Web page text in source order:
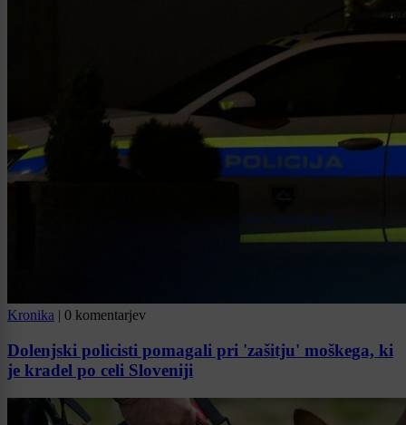
Kronika | 0 komentarjev
Dolenjski policisti pomagali pri 'zašitju' moškega, ki
je kradel po celi Sloveniji